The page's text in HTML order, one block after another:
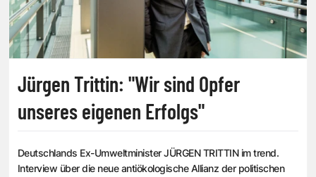
Jürgen Trittin: "Wir sind Opfer
unseres eigenen Erfolgs"
Deutschlands Ex-Umweltminister JÜRGEN TRITTIN im trend.
Interview über die neue antiökologische Allianz der politischen